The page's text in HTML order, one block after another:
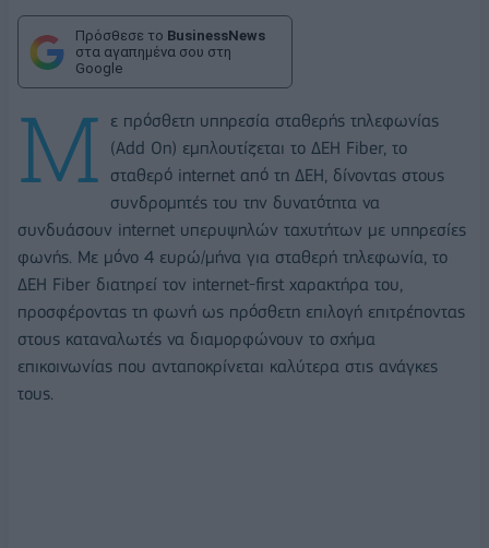
Πρόσθεσε το BusinessNews
στα αγαπημένα σου στη
Google
Μ
ε πρόσθετη υπηρεσία σταθερής τηλεφωνίας
(Add On) εμπλουτίζεται το ΔΕΗ Fiber, το
σταθερό internet από τη ΔΕΗ, δίνοντας στους
συνδρομητές του την δυνατότητα να
συνδυάσουν internet υπερυψηλών ταχυτήτων με υπηρεσίες
φωνής. Με μόνο 4 ευρώ/μήνα για σταθερή τηλεφωνία, το
ΔΕΗ Fiber διατηρεί τον internet-first χαρακτήρα του,
προσφέροντας τη φωνή ως πρόσθετη επιλογή επιτρέποντας
στους καταναλωτές να διαμορφώνουν το σχήμα
επικοινωνίας που ανταποκρίνεται καλύτερα στις ανάγκες
τους.